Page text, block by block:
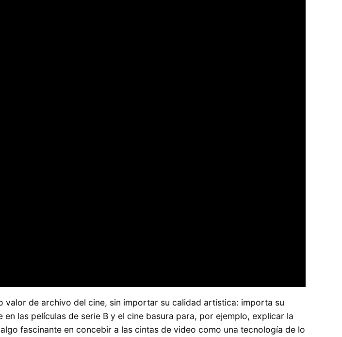
valor de archivo del cine, sin importar su calidad artística: importa su
las películas de serie B y el cine basura para, por ejemplo, explicar la
fascinante en concebir a las cintas de video como una tecnología de lo